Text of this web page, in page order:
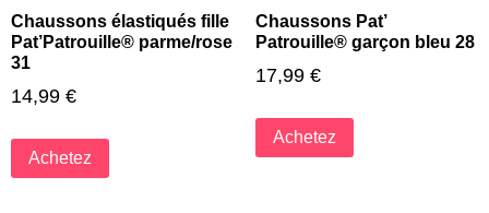
Chaussons élastiqués fille
Pat’Patrouille® parme/rose
31
14,99 €
Achetez
Chaussons Pat’
Patrouille® garçon bleu 28
17,99 €
Achetez